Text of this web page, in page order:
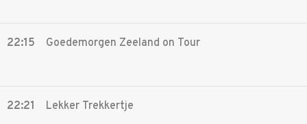
22:15 Goedemorgen Zeeland on Tour
22:21 Lekker Trekkertje